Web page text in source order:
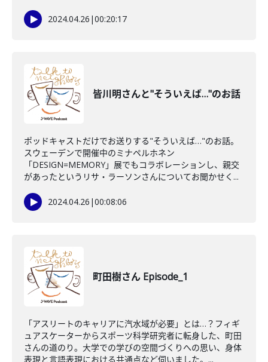
2024.04.26 |00:20:17
皆川明さんと"そういえば…"のお話
ポッドキャストだけでお送りする"そういえば…"のお話。
スウェーデンで開催中のミナペルホネン
「DESIGN=MEMORY」展でもコラボレーションし、親交
があったというリサ・ラーソンさんについてお聞かせく...
2024.04.26 |00:08:06
町田樹さん Episode_1
「アスリートのキャリアに汽水域が必要」とは…？フィギ
ュアスケーターからスポーツ科学研究者に転身した、町田
さんの道のり。大学での学びの空間づくりへの思い、身体
表現と言語表現における共通点など伺いました。...